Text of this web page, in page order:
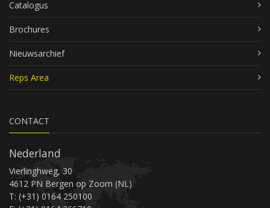
Catalogus
Brochures
Nieuwsarchief
Reps Area
CONTACT
Nederland
Vierlinghweg, 30
4612 PN Bergen op Zoom (NL)
T: (+31) 0164 250100